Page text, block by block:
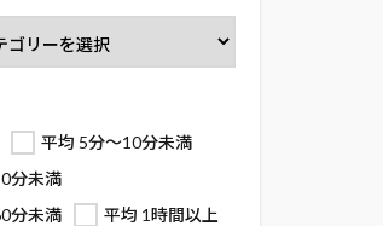
平均 5分～10分未満
分未満
分未満
平均 1時間以上